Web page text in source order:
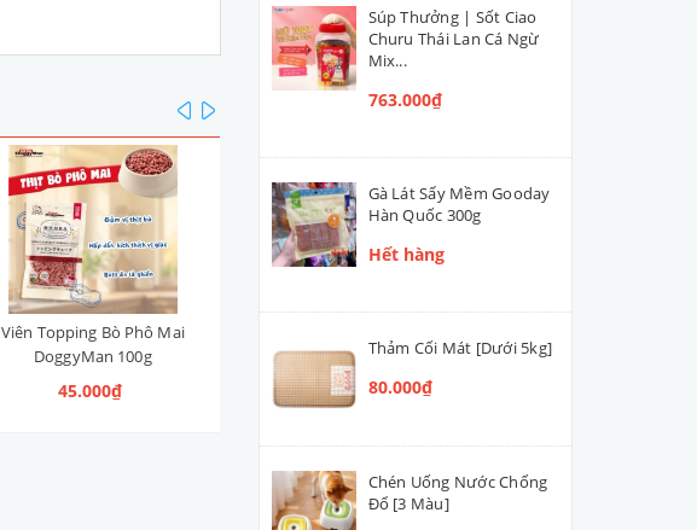
Viên Topping Bò Phô Mai
DoggyMan 100g
45.000₫
DoggyMan 100g
45.000₫
DoggyMan 100g
prev
Súp Thưởng | Sốt Ciao
Churu Thái Lan Cá Ngừ
Mix...
763.000₫
Gà Lát Sấy Mềm Gooday
Hàn Quốc 300g
Hết hàng
Thảm Cối Mát [Dưới 5kg]
80.000₫
Chén Uống Nước Chống
Đổ [3 Màu]